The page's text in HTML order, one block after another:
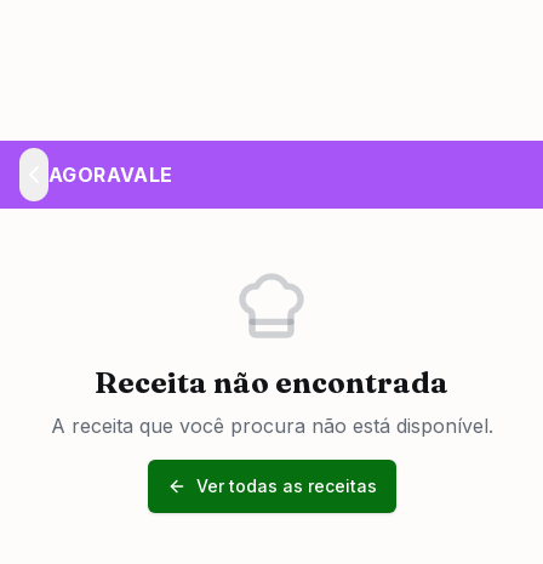
AGORAVALE
Receita não encontrada
A receita que você procura não está disponível.
Ver todas as receitas